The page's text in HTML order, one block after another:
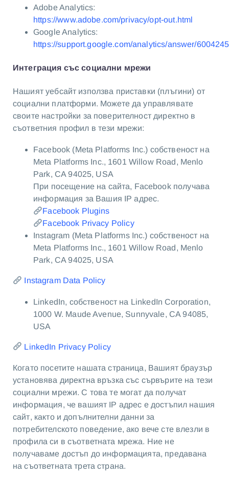
Adobe Analytics:
https://www.adobe.com/privacy/opt-out.html
Google Analytics:
https://support.google.com/analytics/answer/6004245
Интеграция със социални мрежи
Нашият уебсайт използва приставки (плъгини) от
социални платформи. Можете да управлявате
своите настройки за поверителност директно в
съответния профил в тези мрежи:
Facebook (Meta Platforms Inc.) собственост на
Meta Platforms Inc., 1601 Willow Road, Menlo
Park, CA 94025, USA
При посещение на сайта, Facebook получава
информация за Вашия IP адрес.
Facebook Plugins
Facebook Privacy Policy
Instagram (Meta Platforms Inc.) собственост на
Meta Platforms Inc., 1601 Willow Road, Menlo
Park, CA 94025, USA
Instagram Data Policy
LinkedIn, собственост на LinkedIn Corporation,
1000 W. Maude Avenue, Sunnyvale, CA 94085,
USA
LinkedIn Privacy Policy
Когато посетите нашата страница, Вашият браузър
установява директна връзка със сървърите на тези
социални мрежи. С това те могат да получат
информация, че вашият IP адрес е достъпил нашия
сайт, както и допълнителни данни за
потребителското поведение, ако вече сте влезли в
профила си в съответната мрежа. Ние не
получаваме достъп до информацията, предавана
на съответната трета страна.